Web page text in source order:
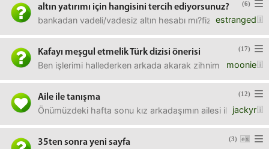
(6)
altın yatırımı için hangisini tercih ediyorsunuz?
estranged
bankadan vadeli/vadesiz altın hesabı mı?fiziksel altın
(17)
Kafayı meşgul etmelik Türk dizisi önerisi
moonie
Ben işlerimi hallederken arkada akarak zihnimi
(12)
Aile ile tanışma
jackyr
Önümüzdeki hafta sonu kız arkadaşımın ailesi ile
(3)
35ten sonra yeni sayfa